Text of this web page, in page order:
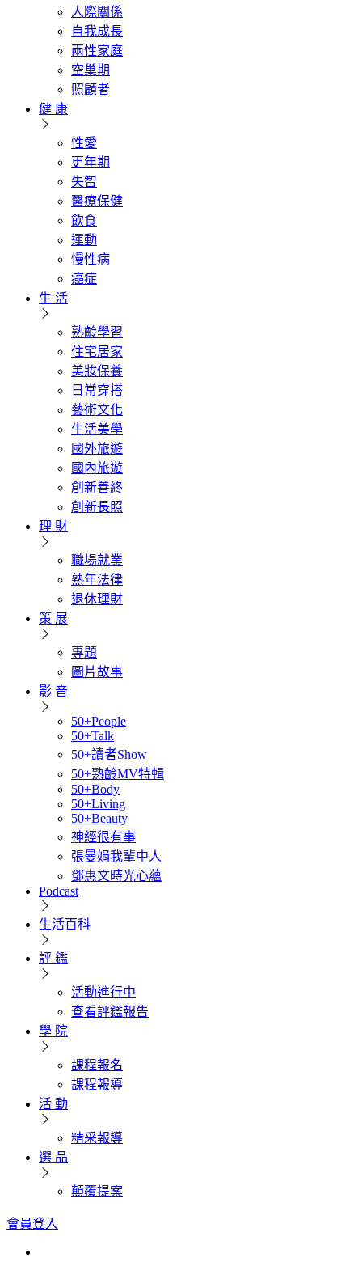
人際關係
自我成長
兩性家庭
空巢期
照顧者
健 康
性愛
更年期
失智
醫療保健
飲食
運動
慢性病
癌症
生 活
熟齡學習
住宅居家
美妝保養
日常穿搭
藝術文化
生活美學
國外旅遊
國內旅遊
創新善終
創新長照
理 財
職場就業
熟年法律
退休理財
策 展
專題
圖片故事
影 音
50+People
50+Talk
50+讀者Show
50+熟齡MV特輯
50+Body
50+Living
50+Beauty
神經很有事
張曼娟我輩中人
鄧惠文時光心蘊
Podcast
生活百科
評 鑑
活動進行中
查看評鑑報告
學 院
課程報名
課程報導
活 動
精采報導
選 品
顛覆提案
會員登入